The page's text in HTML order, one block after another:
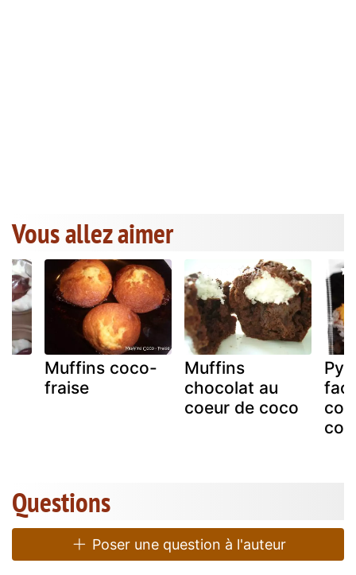
Vous allez aimer
Muffins coco-
fraise
Muffins
chocolat au
coeur de coco
Questions
Poser une question à l'auteur